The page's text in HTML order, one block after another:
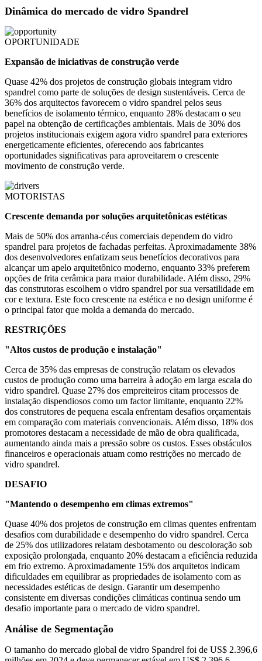
Dinâmica do mercado de vidro Spandrel
OPORTUNIDADE
Expansão de iniciativas de construção verde
Quase 42% dos projetos de construção globais integram vidro
spandrel como parte de soluções de design sustentáveis. Cerca de
36% dos arquitectos favorecem o vidro spandrel pelos seus
benefícios de isolamento térmico, enquanto 28% destacam o seu
papel na obtenção de certificações ambientais. Mais de 30% dos
projetos institucionais exigem agora vidro spandrel para exteriores
energeticamente eficientes, oferecendo aos fabricantes
oportunidades significativas para aproveitarem o crescente
movimento de construção verde.
MOTORISTAS
Crescente demanda por soluções arquitetônicas estéticas
Mais de 50% dos arranha-céus comerciais dependem do vidro
spandrel para projetos de fachadas perfeitas. Aproximadamente 38%
dos desenvolvedores enfatizam seus benefícios decorativos para
alcançar um apelo arquitetônico moderno, enquanto 33% preferem
opções de frita cerâmica para maior durabilidade. Além disso, 29%
das construtoras escolhem o vidro spandrel por sua versatilidade em
cor e textura. Este foco crescente na estética e no design uniforme é
o principal fator que molda a demanda do mercado.
RESTRIÇÕES
"Altos custos de produção e instalação"
Cerca de 35% das empresas de construção relatam os elevados
custos de produção como uma barreira à adoção em larga escala do
vidro spandrel. Quase 27% dos empreiteiros citam processos de
instalação dispendiosos como um factor limitante, enquanto 22%
dos construtores de pequena escala enfrentam desafios orçamentais
em comparação com materiais convencionais. Além disso, 18% dos
promotores destacam a necessidade de mão de obra qualificada,
aumentando ainda mais a pressão sobre os custos. Esses obstáculos
financeiros e operacionais atuam como restrições no mercado de
vidro spandrel.
DESAFIO
"Mantendo o desempenho em climas extremos"
Quase 40% dos projetos de construção em climas quentes enfrentam
desafios com durabilidade e desempenho do vidro spandrel. Cerca
de 25% dos utilizadores relatam desbotamento ou descoloração sob
exposição prolongada, enquanto 20% destacam a eficiência reduzida
em frio extremo. Aproximadamente 15% dos arquitetos indicam
dificuldades em equilibrar as propriedades de isolamento com as
necessidades estéticas de design. Garantir um desempenho
consistente em diversas condições climáticas continua sendo um
desafio importante para o mercado de vidro spandrel.
Análise de Segmentação
O tamanho do mercado global de vidro Spandrel foi de US$ 2.396,6